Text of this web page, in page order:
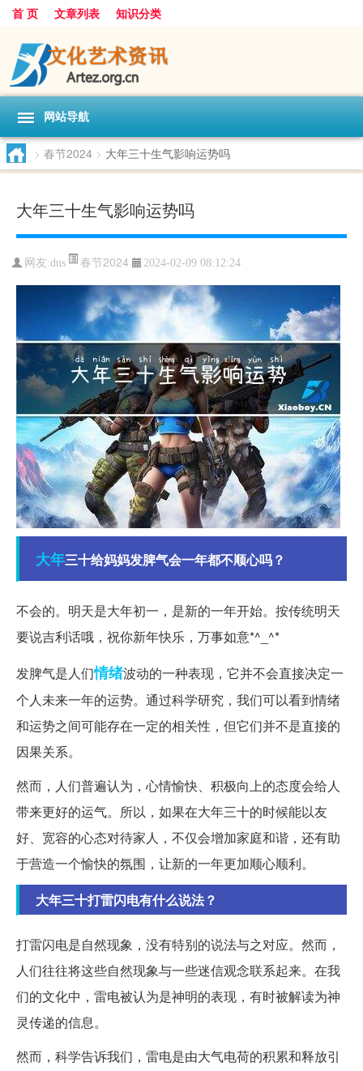
首 页 文章列表 知识分类
网站导航
> 春节2024 > 大年三十生气影响运势吗
大年三十生气影响运势吗
网友:dns 春节2024 2024-02-09 08:12:24
大年三十给妈妈发脾气会一年都不顺心吗？
不会的。明天是大年初一，是新的一年开始。按传统明天
要说吉利话哦，祝你新年快乐，万事如意*^_^*
发脾气是人们情绪波动的一种表现，它并不会直接决定一
个人未来一年的运势。通过科学研究，我们可以看到情绪
和运势之间可能存在一定的相关性，但它们并不是直接的
因果关系。
然而，人们普遍认为，心情愉快、积极向上的态度会给人
带来更好的运气。所以，如果在大年三十的时候能以友
好、宽容的心态对待家人，不仅会增加家庭和谐，还有助
于营造一个愉快的氛围，让新的一年更加顺心顺利。
大年三十打雷闪电有什么说法？
打雷闪电是自然现象，没有特别的说法与之对应。然而，
人们往往将这些自然现象与一些迷信观念联系起来。在我
们的文化中，雷电被认为是神明的表现，有时被解读为神
灵传递的信息。
然而，科学告诉我们，雷电是由大气电荷的积累和释放引